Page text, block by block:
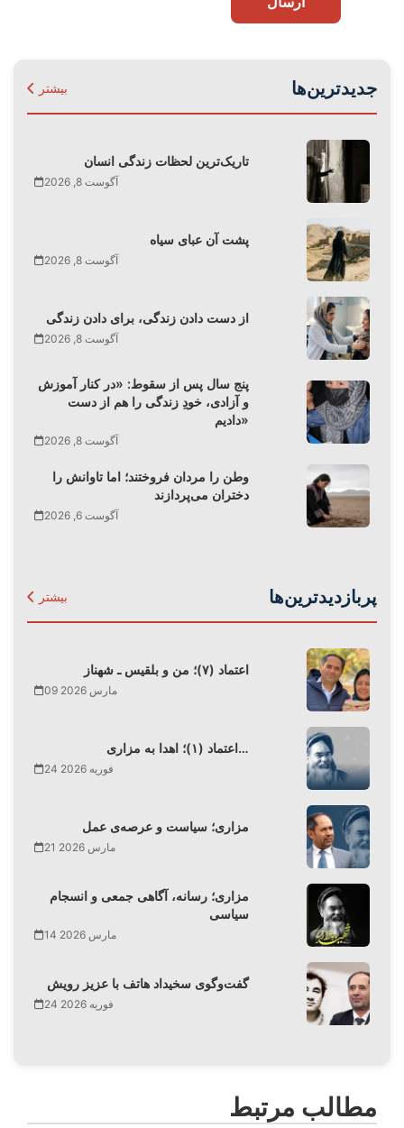
جدیدترین‌ها بیشتر
تاریک‌ترین لحظات زندگی انسان
آگوست 8, 2026
پشت آن عبای سیاه
آگوست 8, 2026
از دست دادن زندگی، برای دادن زندگی
آگوست 8, 2026
پنج سال پس از سقوط: «در کنار آموزش
و آزادی، خودِ زندگی را هم از دست
دادیم»
آگوست 8, 2026
وطن را مردان فروختند؛ اما تاوانش را
دختران می‌پردازند
آگوست 6, 2026
پربازدیدترین‌ها بیشتر
اعتماد (۷)؛ من و بلقیس ـ شهناز
09 مارس 2026
اعتماد (۱)؛ اهدا به مزاری…
24 فوریه 2026
مزاری؛ سیاست و عرصه‌ی عمل
21 مارس 2026
مزاری؛ رسانه، آگاهی جمعی و انسجام
سیاسی
14 مارس 2026
گفت‌وگوی سخیداد هاتف با عزیز رویش
24 فوریه 2026
مطالب مرتبط